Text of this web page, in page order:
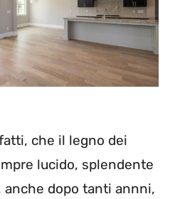
che il legno dei
lucido, splendente
anche dopo tanti annni,